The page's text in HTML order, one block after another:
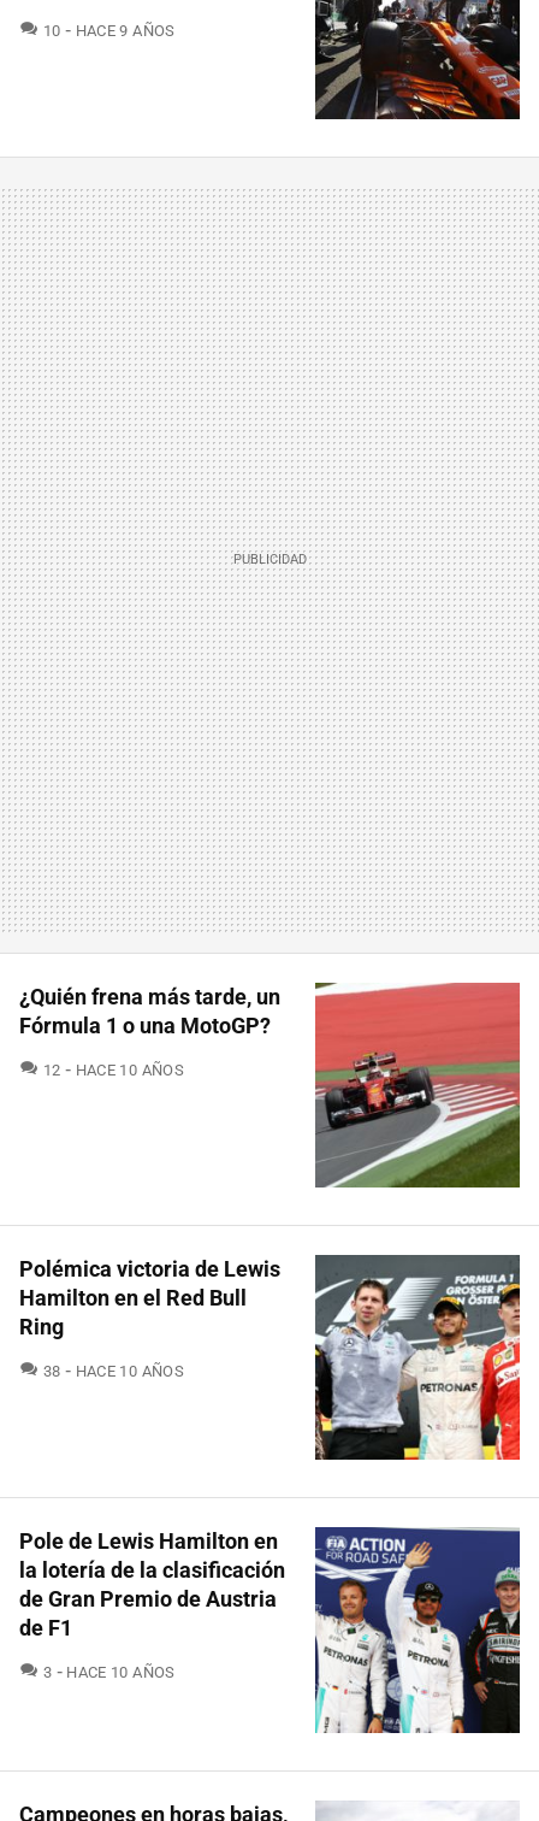
10 COMENTARIOS
HACE 9 AÑOS
¿Quién frena más tarde, un
Fórmula 1 o una MotoGP?
12 COMENTARIOS
HACE 10 AÑOS
Polémica victoria de Lewis
Hamilton en el Red Bull
Ring
38 COMENTARIOS
HACE 10 AÑOS
Pole de Lewis Hamilton en
la lotería de la clasificación
de Gran Premio de Austria
de F1
3 COMENTARIOS
HACE 10 AÑOS
Campeones en horas bajas,